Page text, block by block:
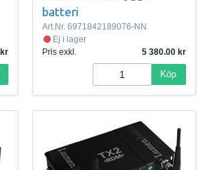
batteri
Art.Nr. 6971842189076-NN
Ej i lager
Pris exkl.
5 380.00
Köp